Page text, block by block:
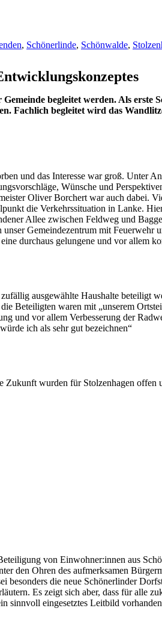
, Schönerlinde, Schönwalde,
begleitet werden. Als
Fachlich begleitet wird das
und das Interesse war groß. Unter
Wünsche und
Oliver Borchert war auch dabei.
die Verkehrssituation in Lanke.
Allee zwischen Feldweg und
Gemeindezentrum mit
durchaus gelungene und vor allem
ausgewählte Haushalte
Beteiligten waren mit „unserem
und vor allem Verbesserung der
ich als sehr gut bezeichnen“
wurden für Stolzenhagen
von Einwohner:innen aus
den Ohren des aufmerksamen
besonders die neue Schönerlinder
Es zeigt sich aber, dass für alle
eingesetztes Leitbild